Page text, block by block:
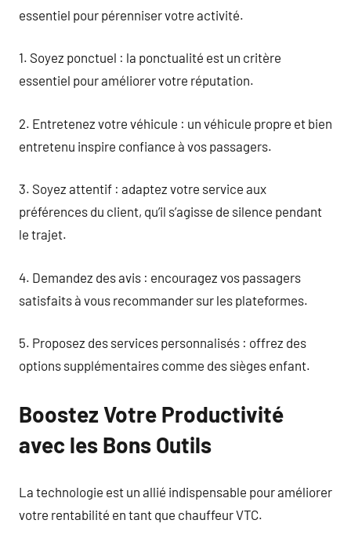
essentiel pour pérenniser votre activité.
1. Soyez ponctuel : la ponctualité est un critère
essentiel pour améliorer votre réputation.
2. Entretenez votre véhicule : un véhicule propre et bien
entretenu inspire confiance à vos passagers.
3. Soyez attentif : adaptez votre service aux
préférences du client, qu’il s’agisse de silence pendant
le trajet.
4. Demandez des avis : encouragez vos passagers
satisfaits à vous recommander sur les plateformes.
5. Proposez des services personnalisés : offrez des
options supplémentaires comme des sièges enfant.
Boostez Votre Productivité
avec les Bons Outils
La technologie est un allié indispensable pour améliorer
votre rentabilité en tant que chauffeur VTC.